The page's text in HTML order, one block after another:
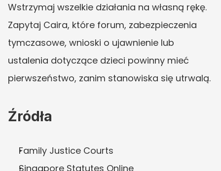
Wstrzymaj wszelkie działania na własną rękę.
Zapytaj Caira, które forum, zabezpieczenia
tymczasowe, wnioski o ujawnienie lub
ustalenia dotyczące dzieci powinny mieć
pierwszeństwo, zanim stanowiska się utrwalą.
Źródła
Family Justice Courts
Singapore Statutes Online